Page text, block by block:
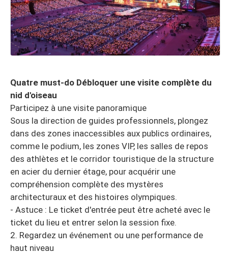
Quatre must-do Débloquer une visite complète du
nid d'oiseau
Participez à une visite panoramique
Sous la direction de guides professionnels, plongez
dans des zones inaccessibles aux publics ordinaires,
comme le podium, les zones VIP, les salles de repos
des athlètes et le corridor touristique de la structure
en acier du dernier étage, pour acquérir une
compréhension complète des mystères
architecturaux et des histoires olympiques.
- Astuce : Le ticket d'entrée peut être acheté avec le
ticket du lieu et entrer selon la session fixe.
2. Regardez un événement ou une performance de
haut niveau